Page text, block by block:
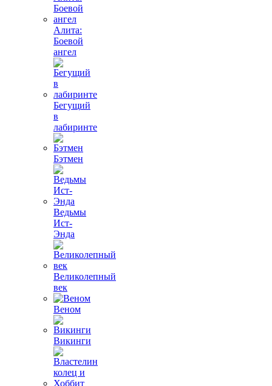
Алита:
Боевой
ангел
Бегущий
в
лабиринте
Бэтмен
Ведьмы
Ист-
Энда
Великолепный
век
Веном
Викинги